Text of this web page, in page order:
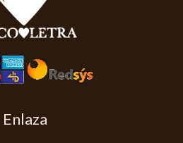
Enlaza